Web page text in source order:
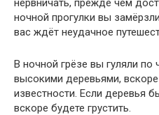
ночной прогулки вы
вас ждёт неудачное
В ночной грёзе вы гуляли
высокими деревьями,
известности. Если деревья
вскоре будете грустить.